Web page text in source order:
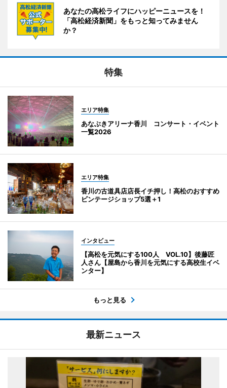
あなたの高松ライフにハッピーニュースを！
「高松経済新聞」をもっと知ってみません
か？
特集
エリア特集
あなぶきアリーナ香川 コンサート・イベント
一覧2026
エリア特集
香川の古道具店店長イチ押し！高松のおすすめ
ビンテージショップ5選＋1
インタビュー
【高松を元気にする100人 VOL.10】後藤匠
人さん【屋島から香川を元気にする高校生イベ
ンター】
もっと見る
最新ニュース